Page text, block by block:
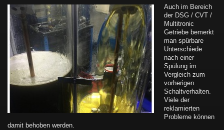
Auch im Bereich
der DSG / CVT /
Multitronic
Getriebe bemerkt
man spürbare
Unterschiede
nach einer
Spülung im
Vergleich zum
vorherigen
Schaltverhalten.
Viele der
reklamierten
Probleme können
damit behoben werden.